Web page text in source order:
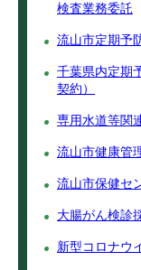
検査業務委託
流山市定期予
千葉県内定期
契約）
専用水道等関
流山市健康管
流山市保健セ
大腸がん検診
新型コロナウ